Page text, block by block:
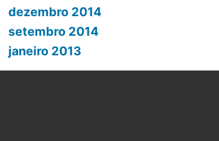
dezembro 2014
setembro 2014
janeiro 2013